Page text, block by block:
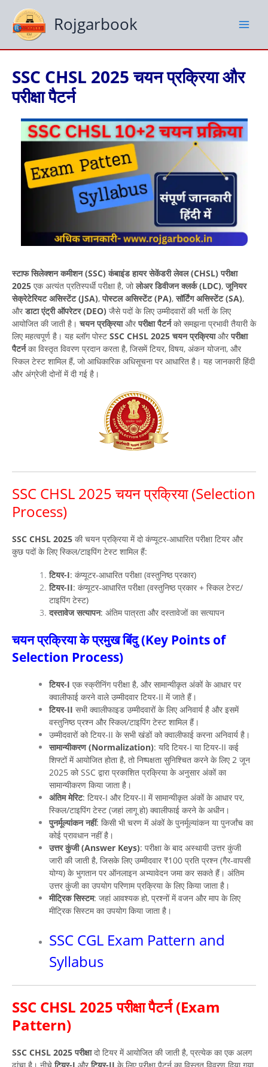
content
Rojgarbook
SSC CHSL 2025 चयन प्रक्रिया और
परीक्षा पैटर्न
स्टाफ सिलेक्शन कमीशन (SSC) कंबाइंड हायर सेकेंडरी लेवल (CHSL) परीक्षा
2025 एक अत्यंत प्रतिस्पर्धी परीक्षा है, जोलोअर डिवीजन क्लर्क (LDC),जूनियर
सेक्रेटेरियट असिस्टेंट (JSA),पोस्टल असिस्टेंट (PA),सॉर्टिंग असिस्टेंट (SA),
औरडाटा एंट्री ऑपरेटर (DEO) जैसे पदों के लिए उम्मीदवारों की भर्ती के लिए
आयोजित की जाती है।चयन प्रक्रियाऔरपरीक्षा पैटर्नको समझना प्रभावी तैयारी के
लिए महत्वपूर्ण है। यह ब्लॉग पोस्ट SSC CHSL 2025 चयन प्रक्रियाऔरपरीक्षा
पैटर्नका विस्तृत विवरण प्रदान करता है, जिसमें टियर, विषय, अंकन योजना, और
स्किल टेस्ट शामिल हैं, जो आधिकारिक अधिसूचना पर आधारित है। यह जानकारी हिंदी
और अंग्रेजी दोनों में दी गई है।
SSC CHSL 2025 चयन प्रक्रिया (Selection
Process)
SSC CHSL 2025 की चयन प्रक्रिया में दो कंप्यूटर-आधारित परीक्षा टियर और
कुछ पदों के लिए स्किल/टाइपिंग टेस्ट शामिल हैं:
टियर-I: कंप्यूटर-आधारित परीक्षा (वस्तुनिष्ठ प्रकार)
टियर-II: कंप्यूटर-आधारित परीक्षा (वस्तुनिष्ठ प्रकार + स्किल टेस्ट/
टाइपिंग टेस्ट)
दस्तावेज सत्यापन: अंतिम पात्रता और दस्तावेजों का सत्यापन
चयन प्रक्रिया के प्रमुख बिंदु (Key Points of
Selection Process)
टियर-I एक स्क्रीनिंग परीक्षा है, और सामान्यीकृत अंकों के आधार पर
क्वालीफाई करने वाले उम्मीदवार टियर-II में जाते हैं।
टियर-II सभी क्वालीफाइड उम्मीदवारों के लिए अनिवार्य है और इसमें
वस्तुनिष्ठ प्रश्न और स्किल/टाइपिंग टेस्ट शामिल हैं।
उम्मीदवारों को टियर-II के सभी खंडों को क्वालीफाई करना अनिवार्य है।
सामान्यीकरण (Normalization): यदि टियर-I या टियर-II कई
शिफ्टों में आयोजित होता है, तो निष्पक्षता सुनिश्चित करने के लिए 2 जून
2025 को SSC द्वारा प्रकाशित प्रक्रिया के अनुसार अंकों का
सामान्यीकरण किया जाता है।
अंतिम मेरिट: टियर-I और टियर-II में सामान्यीकृत अंकों के आधार पर,
स्किल/टाइपिंग टेस्ट (जहां लागू हो) क्वालीफाई करने के अधीन।
पुनर्मूल्यांकन नहीं: किसी भी चरण में अंकों के पुनर्मूल्यांकन या पुनर्जांच का
कोई प्रावधान नहीं है।
उत्तर कुंजी (Answer Keys): परीक्षा के बाद अस्थायी उत्तर कुंजी
जारी की जाती है, जिसके लिए उम्मीदवार ₹100 प्रति प्रश्न (गैर-वापसी
योग्य) के भुगतान पर ऑनलाइन अभ्यावेदन जमा कर सकते हैं। अंतिम
उत्तर कुंजी का उपयोग परिणाम प्रक्रिया के लिए किया जाता है।
मीट्रिक सिस्टम: जहां आवश्यक हो, प्रश्नों में वजन और माप के लिए
मीट्रिक सिस्टम का उपयोग किया जाता है।
SSC CGL Exam Pattern and
Syllabus
SSC CHSL 2025 परीक्षा पैटर्न (Exam
Pattern)
SSC CHSL 2025 परीक्षादो टियर में आयोजित की जाती है, प्रत्येक का एक अलग